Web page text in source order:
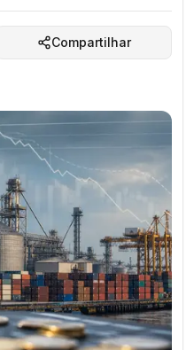
Compartilhar